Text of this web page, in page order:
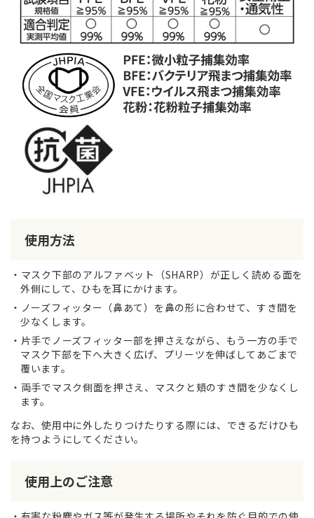
使用方法
マスク下部のアルファベット（SHARP）が正しく読める面を
外側にして、ひもを耳にかけます。
ノーズフィッター（鼻あて）を鼻の形に合わせて、すき間を
少なくします。
片手でノーズフィッター部を押さえながら、もう一方の手で
マスク下部を下へ大きく広げ、プリーツを伸ばしてあごまで
覆います。
両手でマスク側面を押さえ、マスクと頬のすき間を少なくし
ます。
なお、使用中に外したりつけたりする際には、できるだけひも
を持つようにしてください。
使用上のご注意